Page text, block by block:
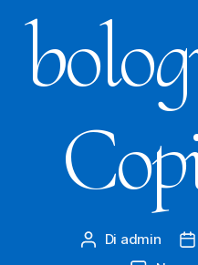
Autore
articolo
Di admin